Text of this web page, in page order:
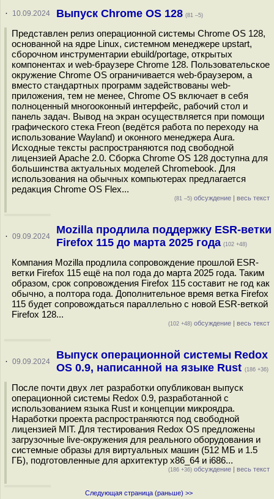
· 10.09.2024 Выпуск Chrome OS 128 (81 –5)
Представлен релиз операционной системы Chrome OS 128,
основанной на ядре Linux, системном менеджере upstart,
сборочном инструментарии ebuild/portage, открытых
компонентах и web-браузере Chrome 128. Пользовательское
окружение Chrome OS ограничивается web-браузером, а
вместо стандартных программ задействованы web-
приложения, тем не менее, Chrome OS включает в себя
полноценный многооконный интерфейс, рабочий стол и
панель задач. Вывод на экран осуществляется при помощи
графического стека Freon (ведётся работа по переходу на
использование Wayland) и оконного менеджера Aura.
Исходные тексты распространяются под свободной
лицензией Apache 2.0. Сборка Chrome OS 128 доступна для
большинства актуальных моделей Chromebook. Для
использования на обычных компьютерах предлагается
редакция Chrome OS Flex...
(81 –5) обсуждение | весь текст
· 09.09.2024
Mozilla продлила поддержку ESR-ветки
Firefox 115 до марта 2025 года (102 +48)
Компания Mozilla продлила сопровождение прошлой ESR-
ветки Firefox 115 ещё на пол года до марта 2025 года. Таким
образом, срок сопровождения Firefox 115 составит не год как
обычно, а полтора года. Дополнительное время ветка Firefox
115 будет сопровождаться параллельно с новой ESR-веткой
Firefox 128...
(102 +48) обсуждение | весь текст
· 09.09.2024
Выпуск операционной системы Redox
OS 0.9, написанной на языке Rust (186 +36)
После почти двух лет разработки опубликован выпуск
операционной системы Redox 0.9, разработанной с
использованием языка Rust и концепции микроядра.
Наработки проекта распространяются под свободной
лицензией MIT. Для тестирования Redox OS предложены
загрузочные live-окружения для реального оборудования и
системные образы для виртуальных машин (512 МБ и 1.5
ГБ), подготовленные для архитектур x86_64 и i686...
(186 +36) обсуждение | весь текст
Следующая страница (раньше) >>